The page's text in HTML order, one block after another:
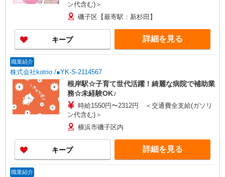
ン代含む)＞
磯子区【最寄駅：新杉田】
キープ 詳細を見る
職業紹介
株式会社kotrio /●YK-S-2114567
根岸駅☆子育て世代活躍！綺麗な病院で補助業
務☆未経験OK♪
時給1550円〜2312円 ＜交通費全支給(ガソリ
ン代含む)＞
横浜市磯子区内
キープ 詳細を見る
職業紹介